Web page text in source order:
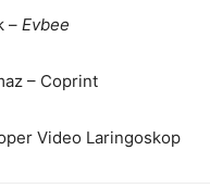
– Evbee
– Coprint
Video Laringoskop